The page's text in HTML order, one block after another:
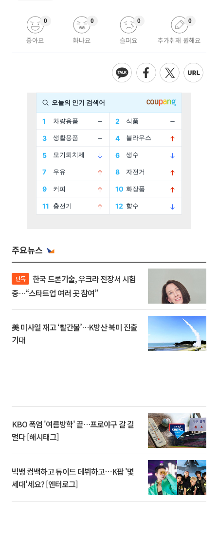
좋아요
0
화나요
0
슬퍼요
0
추가취재 원해요
0
주요뉴스
단독
중…“스타트업 여러 곳 참여”
美 미사일 재고 ‘빨간불’…K방산 북미 진출
기대
KBO 폭염 '여름방학' 끝…프로야구 갈 길
멀다 [해시태그]
빅뱅 컴백하고 튜이드 데뷔하고⋯K팝 '몇
세대'세요? [엔터로그]